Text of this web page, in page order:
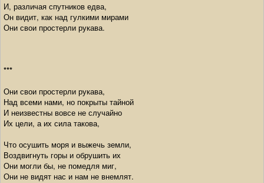
И, различая спутников едва,
Он видит, как над гулкими мирами
Они свои простерли рукава.
***
Они свои простерли рукава,
Над всеми нами, но покрыты тайной
И неизвестны вовсе не случайно
Их цели, а их сила такова,
Что осушить моря и выжечь земли,
Воздвигнуть горы и обрушить их
Они могли бы, не помедля миг,
Они не видят нас и нам не внемлят.